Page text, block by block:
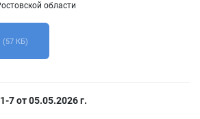
области
(57 КБ)
от 05.05.2026 г.